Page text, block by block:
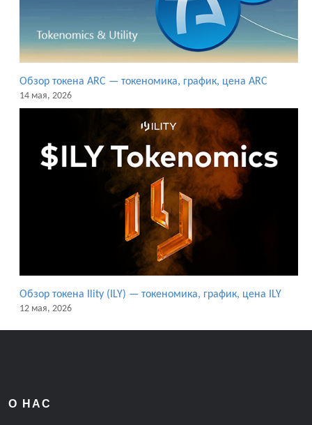
Обзор токена ARC — токеномика, график, цена ARC
14 мая, 2026
Обзор токена Ility (ILY) — токеномика, график, цена ILY
12 мая, 2026
О НАС